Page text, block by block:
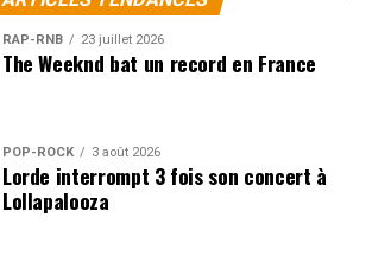
RAP-RNB 23 juillet 2026
The Weeknd bat un record en France
POP-ROCK 3 août 2026
Lorde interrompt 3 fois son concert à
Lollapalooza